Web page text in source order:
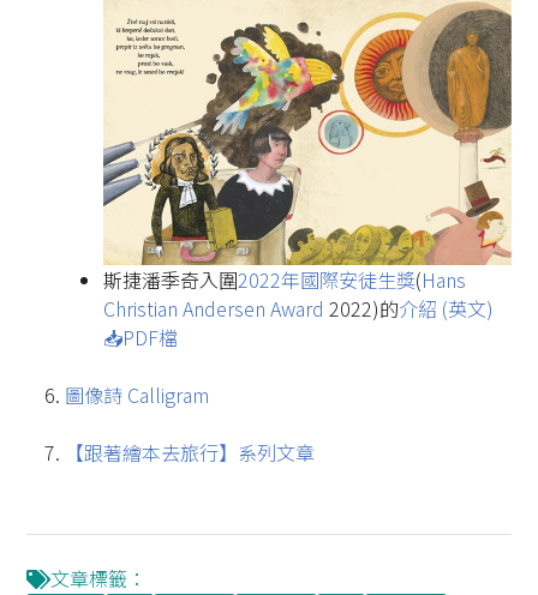
斯捷潘季奇入圍2022年國際安徒生獎(Hans
Christian Andersen Award 2022)的介紹 (英文)
📥️PDF檔
圖像詩 Calligram
【跟著繪本去旅行】系列文章
文章標籤：